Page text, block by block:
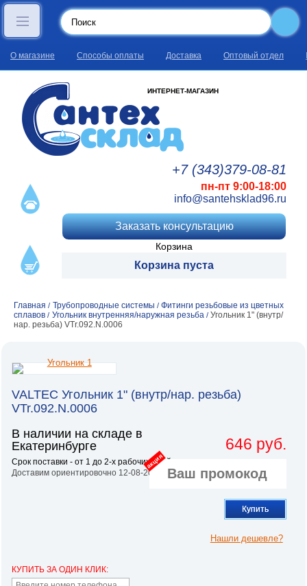
О магазине Способы оплаты Доставка Оптовый отдел
ИНТЕРНЕТ-МАГАЗИН
+7 (343)379-08-81
пн-пт 9:00-18:00
info@santehsklad96.ru
Заказать консультацию
Корзина
Корзина пуста
Главная / Трубопроводные системы / Фитинги резьбовые из цветных
сплавов / Угольник внутренняя/наружная резьба / Угольник 1" (внутр/
нар. резьба) VTr.092.N.0006
VALTEC Угольник 1" (внутр/нар. резьба)
VTr.092.N.0006
В наличии на складе в
Екатеринбурге
Срок поставки - от 1 до 2-х рабочих дней.
Доставим ориентировочно 12-08-2026
646 руб.
акция
Купить
Нашли дешевле?
КУПИТЬ ЗА ОДИН КЛИК: